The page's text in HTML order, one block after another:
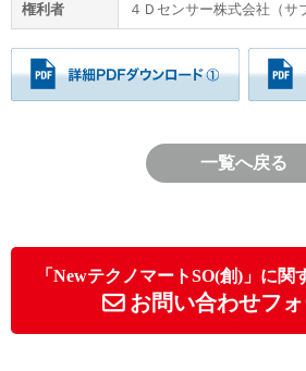
権利者 ４Ｄセンサー株式会社（サ
一覧へ戻る
「NewテクノマートSO(創)」に関
お問い合わせフ